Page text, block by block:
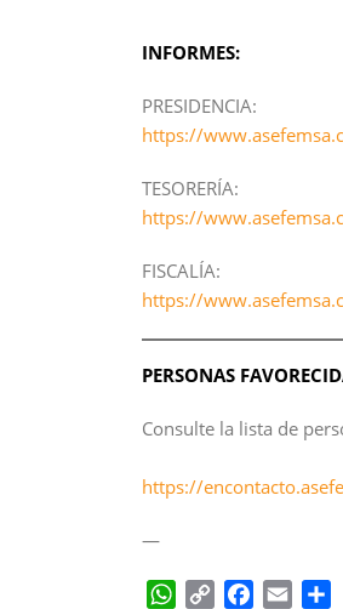
INFORMES:
PRESIDENCIA:
https://
TESORERÍA:
https://
FISCALÍA:
https://
PERSONAS
Consulte la lista de
https://
—
W